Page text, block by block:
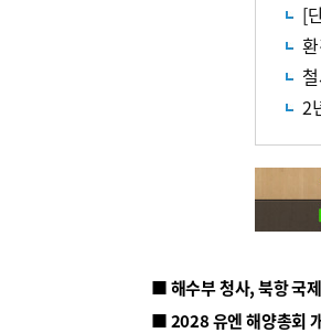
[
2
■ 해수부 청사, 북항 국
■ 2028 유엔 해양총회